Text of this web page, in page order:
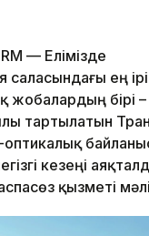
— Елімізде
ең ірі
бірі –
тартылатын
кезеңі
қызметі